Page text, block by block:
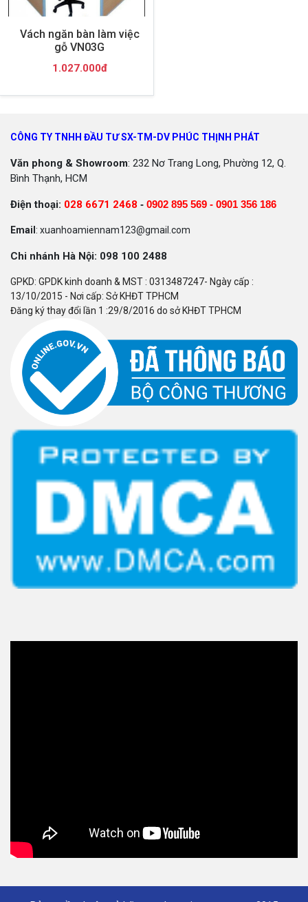
Vách ngăn bàn làm việc
gỗ VN03G
1.027.000đ
CÔNG TY TNHH ĐẦU TƯ SX-TM-DV PHÚC THỊNH PHÁT
Văn phong & Showroom: 232 Nơ Trang Long, Phường 12, Q.
Bình Thạnh, HCM
Điện thoại: 028 6671 2468 - 0902 895 569 - 0901 356 186
Email : xuanhoamiennam123@gmail.com
Chi nhánh Hà Nội: 098 100 2488
GPKD: GPDK kinh doanh & MST : 0313487247- Ngày cấp :
13/10/2015 - Nơi cấp: Sở KHĐT TPHCM
Đăng ký thay đổi lần 1 :29/8/2016 do sở KHĐT TPHCM